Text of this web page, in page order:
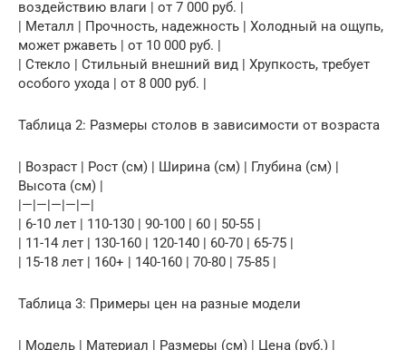
воздействию влаги | от 7 000 руб. |
| Металл | Прочность, надежность | Холодный на ощупь,
может ржаветь | от 10 000 руб. |
| Стекло | Стильный внешний вид | Хрупкость, требует
особого ухода | от 8 000 руб. |
Таблица 2: Размеры столов в зависимости от возраста
| Возраст | Рост (см) | Ширина (см) | Глубина (см) |
Высота (см) |
|—|—|—|—|—|
| 6-10 лет | 110-130 | 90-100 | 60 | 50-55 |
| 11-14 лет | 130-160 | 120-140 | 60-70 | 65-75 |
| 15-18 лет | 160+ | 140-160 | 70-80 | 75-85 |
Таблица 3: Примеры цен на разные модели
| Модель | Материал | Размеры (см) | Цена (руб.) |